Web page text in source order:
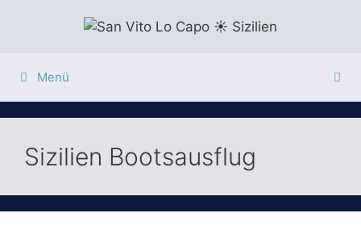
Menü
Sizilien Bootsausflug